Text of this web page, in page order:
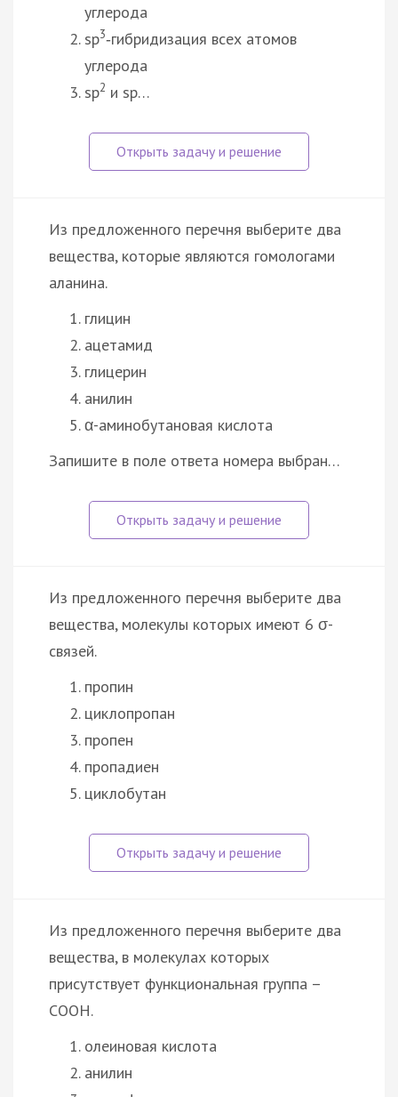
углерода
sp3‑гибридизация всех атомов
углерода
sp2 и sp…
Из предложенного перечня выберите два
вещества, которые являются гомологами
аланина.
глицин
ацетамид
глицерин
анилин
α-аминобутановая кислота
Запишите в поле ответа номера выбран…
Из предложенного перечня выберите два
вещества, молекулы которых имеют 6 σ-
связей.
пропин
циклопропан
пропен
пропадиен
циклобутан
Из предложенного перечня выберите два
вещества, в молекулах которых
присутствует функциональная группа –
СООН.
олеиновая кислота
анилин